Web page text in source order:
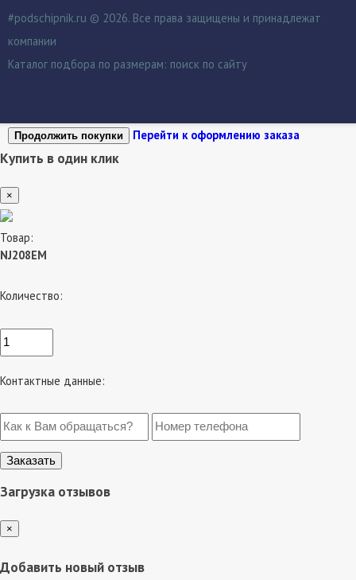
#podschipnik.ru © 2026. Все права защищены и принадлежат
компании
Каталог подбора по размерам: поиск по сайту
Продолжить покупки Перейти к оформлению заказа
Купить в один клик
×
Товар:
NJ208EM
Количество:
Контактные данные:
Загрузка отзывов
×
Добавить новый отзыв